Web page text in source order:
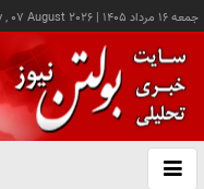
جمعه ۱۶ مرداد ۱۴۰۵ |
, 07 August 2026
باز